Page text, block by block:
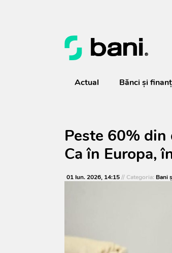
Actual Bănci şi
Peste 60%
Ca în Europa,
01 Iun. 2026, 14:15// Categoria: Bani